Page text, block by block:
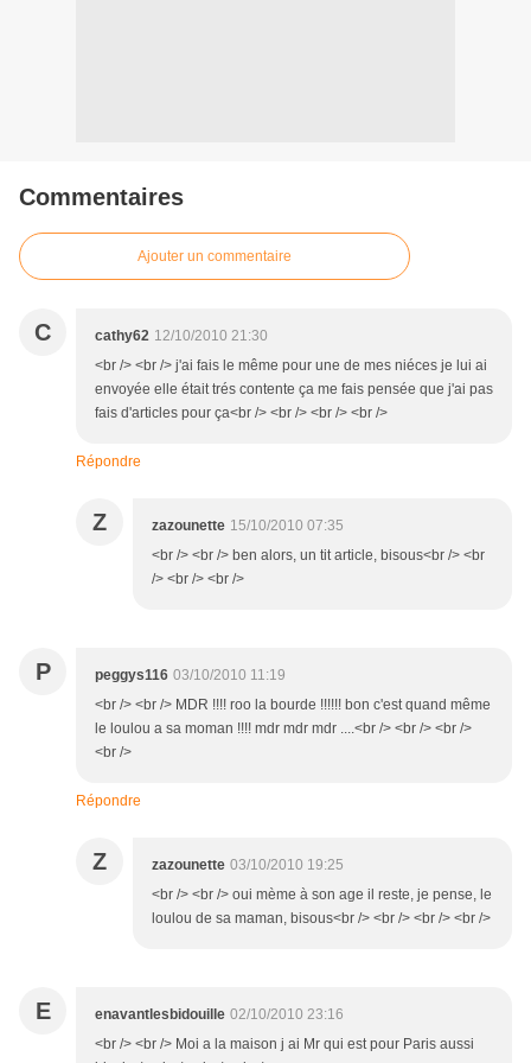
Commentaires
Ajouter un commentaire
C cathy62 12/10/2010 21:30
<br /> <br /> j'ai fais le même pour une de mes niéces je lui ai
envoyée elle était trés contente ça me fais pensée que j'ai pas
fais d'articles pour ça<br /> <br /> <br /> <br />
Répondre
Z zazounette 15/10/2010 07:35
<br /> <br /> ben alors, un tit article, bisous<br /> <br
/> <br /> <br />
P peggys116 03/10/2010 11:19
<br /> <br /> MDR !!!! roo la bourde !!!!!! bon c'est quand même
le loulou a sa moman !!!! mdr mdr mdr ....<br /> <br /> <br />
<br />
Répondre
Z zazounette 03/10/2010 19:25
<br /> <br /> oui mème à son age il reste, je pense, le
loulou de sa maman, bisous<br /> <br /> <br /> <br />
E enavantlesbidouille 02/10/2010 23:16
<br /> <br /> Moi a la maison j ai Mr qui est pour Paris aussi